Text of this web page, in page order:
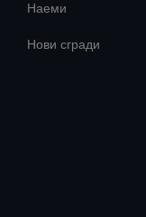
Наеми
Нови сгради